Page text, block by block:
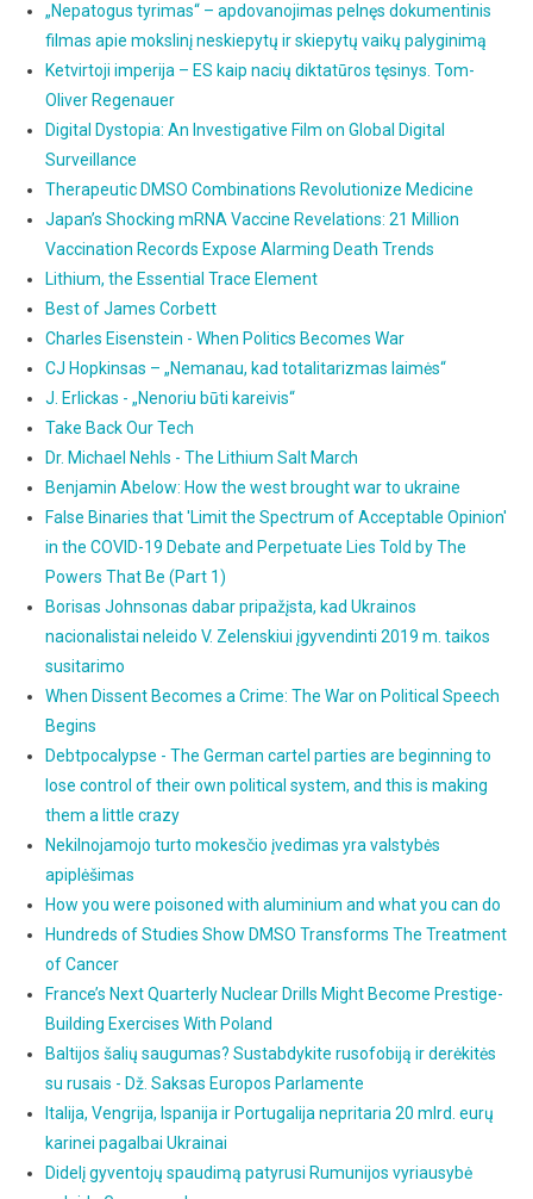
„Nepatogus tyrimas“ – apdovanojimas pelnęs dokumentinis
filmas apie mokslinį neskiepytų ir skiepytų vaikų palyginimą
Ketvirtoji imperija – ES kaip nacių diktatūros tęsinys. Tom-
Oliver Regenauer
Digital Dystopia: An Investigative Film on Global Digital
Surveillance
Therapeutic DMSO Combinations Revolutionize Medicine
Japan’s Shocking mRNA Vaccine Revelations: 21 Million
Vaccination Records Expose Alarming Death Trends
Lithium, the Essential Trace Element
Best of James Corbett
Charles Eisenstein - When Politics Becomes War
CJ Hopkinsas – „Nemanau, kad totalitarizmas laimės“
J. Erlickas - „Nenoriu būti kareivis“
Take Back Our Tech
Dr. Michael Nehls - The Lithium Salt March
Benjamin Abelow: How the west brought war to ukraine
False Binaries that 'Limit the Spectrum of Acceptable Opinion'
in the COVID-19 Debate and Perpetuate Lies Told by The
Powers That Be (Part 1)
Borisas Johnsonas dabar pripažįsta, kad Ukrainos
nacionalistai neleido V. Zelenskiui įgyvendinti 2019 m. taikos
susitarimo
When Dissent Becomes a Crime: The War on Political Speech
Begins
Debtpocalypse - The German cartel parties are beginning to
lose control of their own political system, and this is making
them a little crazy
Nekilnojamojo turto mokesčio įvedimas yra valstybės
apiplėšimas
How you were poisoned with aluminium and what you can do
Hundreds of Studies Show DMSO Transforms The Treatment
of Cancer
France’s Next Quarterly Nuclear Drills Might Become Prestige-
Building Exercises With Poland
Baltijos šalių saugumas? Sustabdykite rusofobiją ir derėkitės
su rusais - Dž. Saksas Europos Parlamente
Italija, Vengrija, Ispanija ir Portugalija nepritaria 20 mlrd. eurų
karinei pagalbai Ukrainai
Didelį gyventojų spaudimą patyrusi Rumunijos vyriausybė